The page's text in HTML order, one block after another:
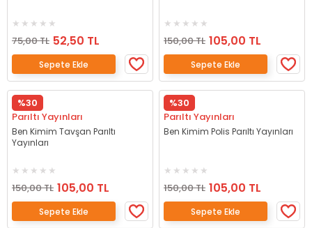
75,00 TL 52,50 TL
Sepete Ekle
150,00 TL 105,00 TL
Sepete Ekle
%30
Parıltı Yayınları
Ben Kimim Tavşan Parıltı
Yayınları
150,00 TL 105,00 TL
Sepete Ekle
%30
Parıltı Yayınları
Ben Kimim Polis Parıltı Yayınları
150,00 TL 105,00 TL
Sepete Ekle